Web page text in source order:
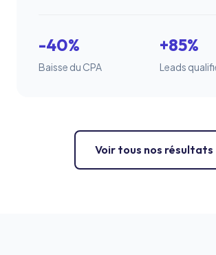
-40%
Baisse du CPA
+85%
Leads
Voir tous nos résultats